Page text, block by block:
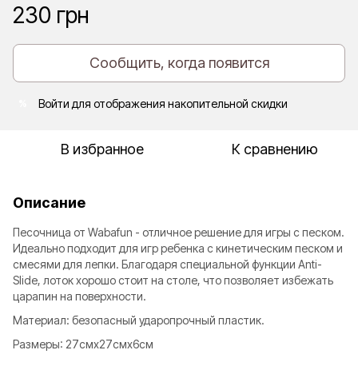
230 грн
Сообщить, когда появится
Войти для отображения накопительной скидки
В избранное К сравнению
Описание
Песочница от Wabafun - отличное решение для игры с песком.
Идеально подходит для игр ребенка с кинетическим песком и
смесями для лепки. Благодаря специальной функции Anti-
Slide, лоток хорошо стоит на столе, что позволяет избежать
царапин на поверхности.
Материал: безопасный ударопрочный пластик.
Размеры: 27смх27смх6см